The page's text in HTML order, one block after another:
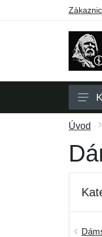
Úvod